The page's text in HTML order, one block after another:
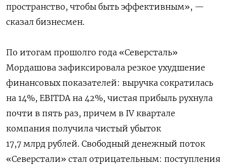
пространство, чтобы быть эффективным», —
сказал бизнесмен.
По итогам прошолго года «Северсталь»
Мордашова зафиксировала резкое ухудшение
финансовых показателей: выручка ⁠сократилась
на 14%, EBITDA ‌на 42%, чистая прибыль рухнула
почти в пять раз, причем в IV квартале
компания получила чистый убыток
17,7 млрд рублей. Свободный денежный поток
«Северстали» стал отрицательным: поступления